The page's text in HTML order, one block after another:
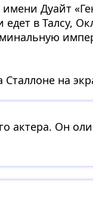
Дуайт
в Талсу,
на
актера. Он